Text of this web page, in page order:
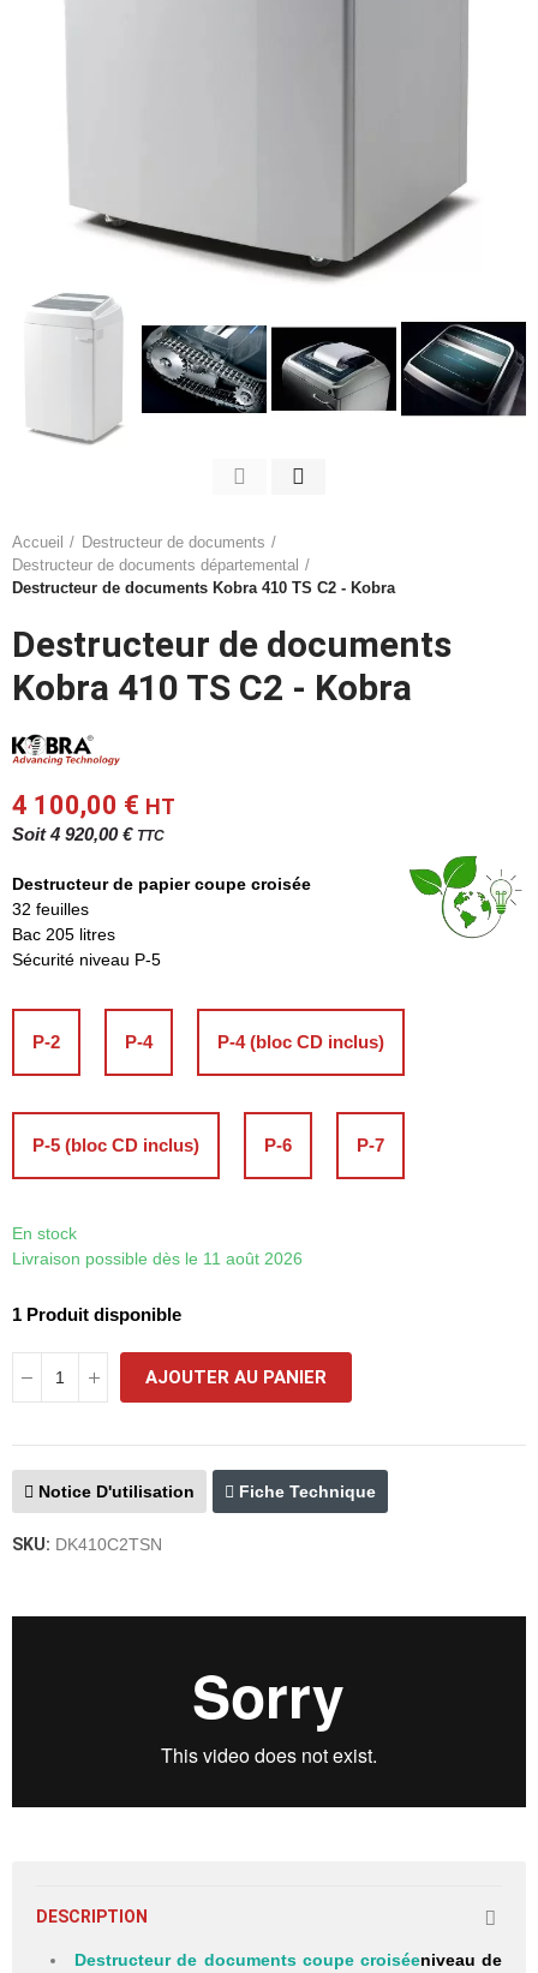
Accueil
Destructeur de documents
Destructeur de documents départemental
Destructeur de documents Kobra 410 TS C2 - Kobra
Destructeur de documents
Kobra 410 TS C2 - Kobra
4 100,00 € HT
Soit 4 920,00 € TTC
Destructeur de papier coupe croisée
32 feuilles
Bac 205 litres
Sécurité niveau P-5
P-2 P-4 P-4 (bloc CD inclus)
P-5 (bloc CD inclus) P-6 P-7
En stock
Livraison possible dès le 11 août 2026
1 Produit disponible
AJOUTER AU PANIER
Notice D'utilisation Fiche Technique
SKU: DK410C2TSN
DESCRIPTION
Destructeur de documents coupe croiséeniveau de